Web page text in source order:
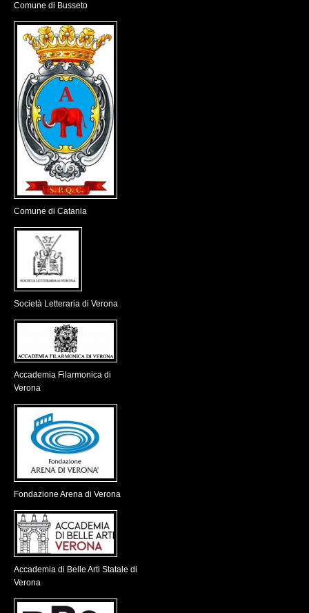
Comune di Busseto
Comune di Catania
Società Letteraria di Verona
Accademia Filarmonica di
Verona
Fondazione Arena di Verona
Accademia di Belle Arti Statale di
Verona